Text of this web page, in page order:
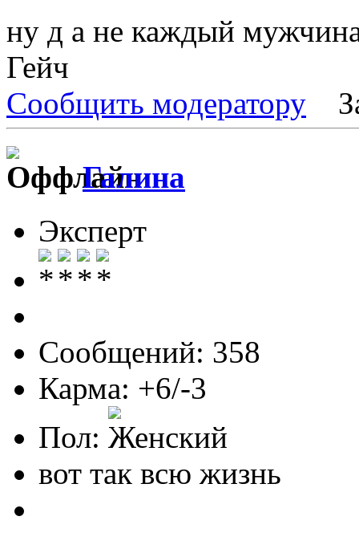
ну д а не каждый
Гейч
Сообщить модератору
Галина
Эксперт
Сообщений: 358
Карма: +6/-3
Пол:
вот так всю жизнь